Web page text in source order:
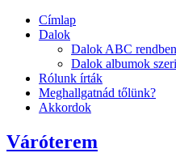
Címlap
Dalok
Dalok ABC rendben
Dalok albumok
Rólunk írták
Meghallgatnád tőlünk?
Akkordok
Váróterem